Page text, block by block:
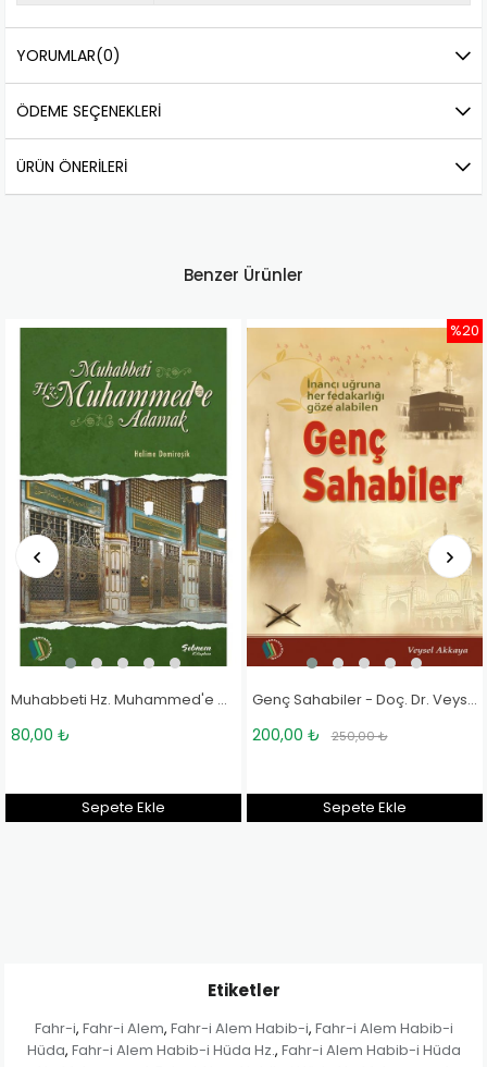
YORUMLAR(0)
ÖDEME SEÇENEKLERI
ÜRÜN ÖNERILERI
Benzer Ürünler
Muhabbeti Hz. Muhammed'e Adamak - Halime Demireşik
80,00 ₺
Sepete Ekle
Genç Sahabiler - Doç. Dr. Veysel Akkaya
200,00 ₺ 250,00 ₺
Sepete Ekle
%20
Etiketler
Fahr-i, Fahr-i Alem, Fahr-i Alem Habib-i, Fahr-i Alem Habib-i
Hüda, Fahr-i Alem Habib-i Hüda Hz., Fahr-i Alem Habib-i Hüda